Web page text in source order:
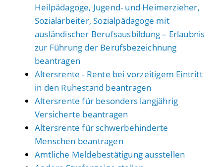
Heilpädagoge, Jugend- und Heimerzieher,
Sozialarbeiter, Sozialpädagoge mit
ausländischer Berufsausbildung – Erlaubnis
zur Führung der Berufsbezeichnung
beantragen
Altersrente - Rente bei vorzeitigem Eintritt
in den Ruhestand beantragen
Altersrente für besonders langjährig
Versicherte beantragen
Altersrente für schwerbehinderte
Menschen beantragen
Amtliche Meldebestätigung ausstellen